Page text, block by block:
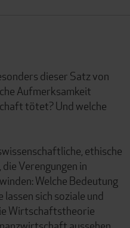
dieser Satz von
Aufmerksamkeit
tötet? Und welche
ethische
Verengungen in
Welche Bedeutung
sich soziale und
Wirtschaftstheorie